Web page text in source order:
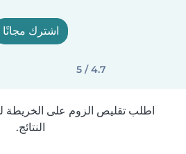
اشترك مجانًا
4.7 / 5
اطلب تقليص الزوم على الخريطة
النتائج.